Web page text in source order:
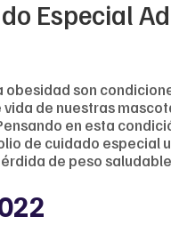
Especial
obesidad son
de nuestras
en esta
de cuidado especial
de peso